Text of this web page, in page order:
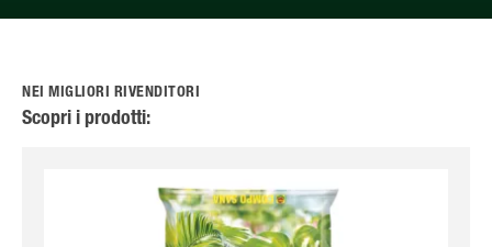
NEI MIGLIORI RIVENDITORI
Scopri i prodotti: